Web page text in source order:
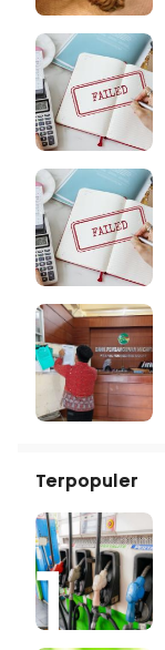
Terpopuler